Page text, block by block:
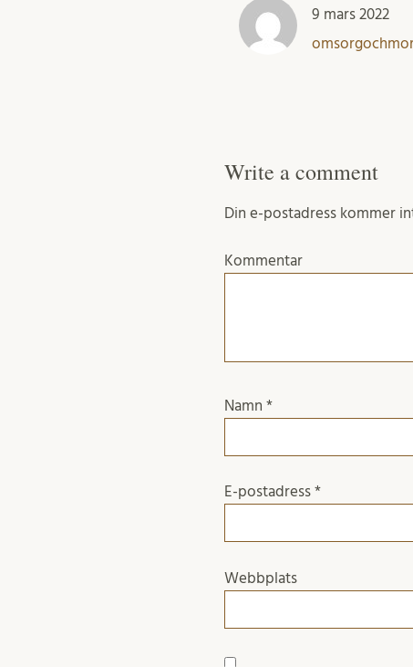
9 mars 2022
Write a comment
Din e-postadress kommer
Kommentar
Namn *
E-postadress *
Webbplats